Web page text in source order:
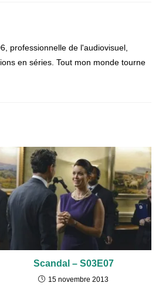
professionnelle de l'audiovisuel,
en séries. Tout mon monde tourne
Scandal – S03E07
15 novembre 2013